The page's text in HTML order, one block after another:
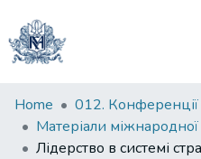
Communities
&
Collections
Home